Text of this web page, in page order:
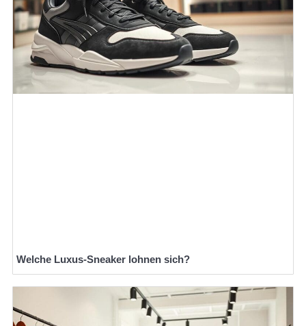
Welche Luxus-Sneaker lohnen sich?